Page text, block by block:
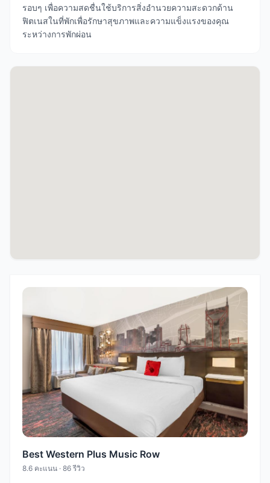
รอบๆ เพื่อความสดชื่นใช้บริการสิ่งอำนวยความสะดวกด้าน
ฟิตเนสในที่พักเพื่อรักษาสุขภาพและความแข็งแรงของคุณ
ระหว่างการพักผ่อน
Best Western Plus Music Row
8.6 คะแนน · 86 รีวิว